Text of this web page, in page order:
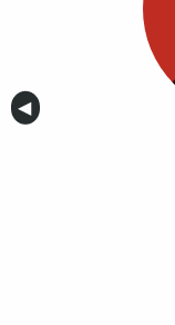
Anterior
◀︎